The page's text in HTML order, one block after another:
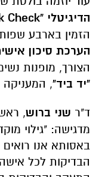
הצורך, מופנות
"יד ביד" , המעניקה
ד"רשני ברוש ,
מדגישה: "גילוי
באסותא אנו
המעקב והבדיקות
מובילים נועדו
גילוי מוקדם.”